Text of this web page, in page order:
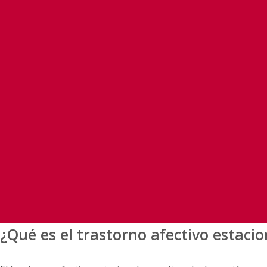
¿Qué es el trastorno afectivo